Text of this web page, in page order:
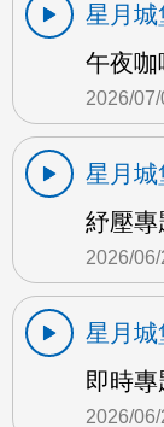
星月城
午夜咖
2026/
星月城
紓壓專
2026/06/
星月城
即時
2026/06/